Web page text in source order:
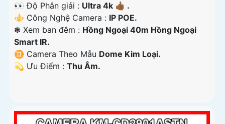
👀 Độ Phân giải : Ultra 4k 👍🏾 .
⚜️ Công Nghệ Camera : IP POE.
❃ Xem ban đêm : Hồng Ngoại 40m Hồng Ngoại
Smart IR.
♊ Camera Theo Mẫu Dome Kim Loại.
️💫 Ưu Điểm : Thu Âm.